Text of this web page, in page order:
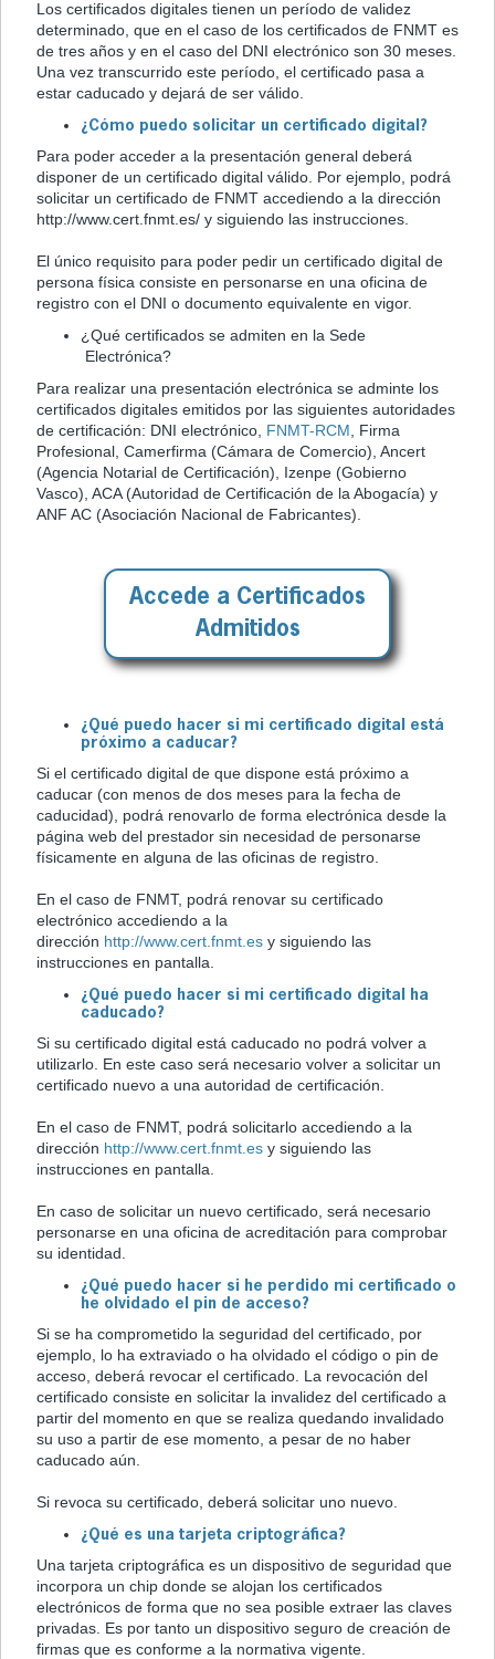
Los certificados digitales tienen un período de validez
determinado, que en el caso de los certificados de FNMT es
de tres años y en el caso del DNI electrónico son 30 meses.
Una vez transcurrido este período, el certificado pasa a
estar caducado y dejará de ser válido.
¿Cómo puedo solicitar un certificado digital?
Para poder acceder a la presentación general deberá
disponer de un certificado digital válido. Por ejemplo, podrá
solicitar un certificado de FNMT accediendo a la dirección
http://www.cert.fnmt.es/ y siguiendo las instrucciones.
El único requisito para poder pedir un certificado digital de
persona física consiste en personarse en una oficina de
registro con el DNI o documento equivalente en vigor.
¿Qué certificados se admiten en la Sede
Electrónica?
Para realizar una presentación electrónica se adminte los
certificados digitales emitidos por las siguientes autoridades
de certificación: DNI electrónico, FNMT-RCM , Firma
Profesional, Camerfirma (Cámara de Comercio), Ancert
(Agencia Notarial de Certificación), Izenpe (Gobierno
Vasco), ACA (Autoridad de Certificación de la Abogacía) y
ANF AC (Asociación Nacional de Fabricantes).
Accede a Certificados
Admitidos
¿Qué puedo hacer si mi certificado digital está
próximo a caducar?
Si el certificado digital de que dispone está próximo a
caducar (con menos de dos meses para la fecha de
caducidad), podrá renovarlo de forma electrónica desde la
página web del prestador sin necesidad de personarse
físicamente en alguna de las oficinas de registro.
En el caso de FNMT, podrá renovar su certificado
electrónico accediendo a la
dirección http://www.cert.fnmt.es y siguiendo las
instrucciones en pantalla.
¿Qué puedo hacer si mi certificado digital ha
caducado?
Si su certificado digital está caducado no podrá volver a
utilizarlo. En este caso será necesario volver a solicitar un
certificado nuevo a una autoridad de certificación.
En el caso de FNMT, podrá solicitarlo accediendo a la
dirección http://www.cert.fnmt.es y siguiendo las
instrucciones en pantalla.
En caso de solicitar un nuevo certificado, será necesario
personarse en una oficina de acreditación para comprobar
su identidad.
¿Qué puedo hacer si he perdido mi certificado o
he olvidado el pin de acceso?
Si se ha comprometido la seguridad del certificado, por
ejemplo, lo ha extraviado o ha olvidado el código o pin de
acceso, deberá revocar el certificado. La revocación del
certificado consiste en solicitar la invalidez del certificado a
partir del momento en que se realiza quedando invalidado
su uso a partir de ese momento, a pesar de no haber
caducado aún.
Si revoca su certificado, deberá solicitar uno nuevo.
¿Qué es una tarjeta criptográfica?
Una tarjeta criptográfica es un dispositivo de seguridad que
incorpora un chip donde se alojan los certificados
electrónicos de forma que no sea posible extraer las claves
privadas. Es por tanto un dispositivo seguro de creación de
firmas que es conforme a la normativa vigente.